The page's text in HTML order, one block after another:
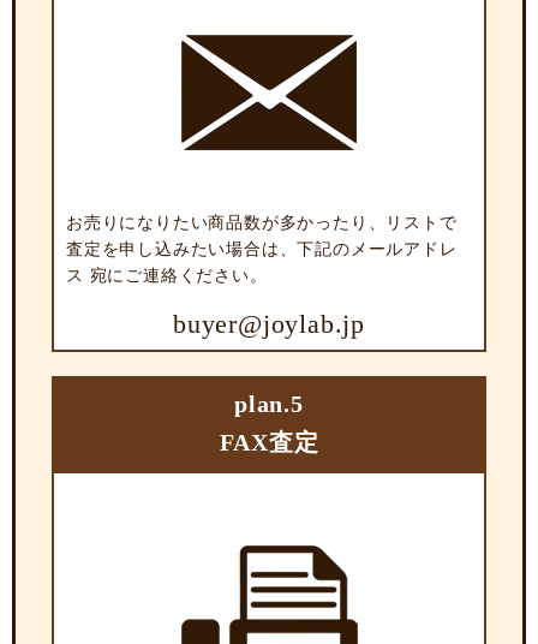
お売りになりたい商品数が多かったり、リストで
査定を申し込みたい場合は、下記のメールアドレ
ス 宛にご連絡ください。
buyer@joylab.jp
plan.5
FAX査定